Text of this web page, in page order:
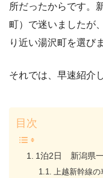
所だったからです。
町）で迷いましたが
り近い湯沢町を選び
それでは、早速紹介
目次
1泊2日 新潟県
上越新幹線